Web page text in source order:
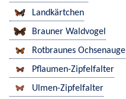
Landkärtchen
Brauner Waldvogel
Rotbraunes Ochsenauge
Pflaumen-Zipfelfalter
Ulmen-Zipfelfalter